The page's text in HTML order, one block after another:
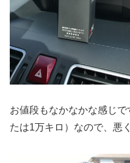
お値段もなかなかな感じ
たは1万キロ）なので、悪